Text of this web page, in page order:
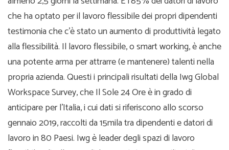
che ha optato per il lavoro flessibile dei propri dipendenti
testimonia che c’è stato un aumento di produttività legato
alla flessibilità. Il lavoro flessibile, o smart working, è anche
una potente arma per attrarre (e mantenere) talenti nella
propria azienda. Questi i principali risultati della Iwg Global
Workspace Survey, che Il Sole 24 Ore è in grado di
anticipare per l’Italia, i cui dati si riferiscono allo scorso
gennaio 2019, raccolti da 15mila tra dipendenti e datori di
lavoro in 80 Paesi. Iwg è leader degli spazi di lavoro